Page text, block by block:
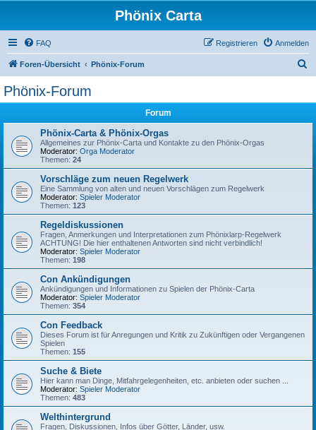
Phönix Carta
FAQ Anmelden
Registrieren
Foren-Übersicht Phönix-Forum
Phönix-Forum
Forum
Phönix-Carta & Phönix-Orgas
Allgemeines zur Phönix-Carta und Kontakte zu den Phönix-Orgas
Moderator: Orga Moderator
Themen: 24
Vorschläge zum neuen Regelwerk
Eine Sammlung von alten und neuen Vorschlägen zum Regelwerk
Moderator: Spieler Moderator
Themen: 123
Regeldiskussionen
Fragen, Anmerkungen und Interpretationen zum Phönixlarp-Regelwerk
ACHTUNG! Die hier enthaltenen Antworten sind nicht verbindlich!
Moderator: Spieler Moderator
Themen: 198
Con Ankündigungen
Ankündigungen und Informationen zu Spielen der Phönix-Carta
Moderator: Spieler Moderator
Themen: 354
Con Feedback
Dieses Forum ist für Anregungen und Kritik zu Zukünftigen oder Vergangenen
Spielen
Themen: 155
Suche & Biete
Hier kann man Dinge, Mitfahrgelegenheiten, etc. anbieten oder suchen ...
Moderator: Spieler Moderator
Themen: 483
Welthintergrund
Fragen, Diskussionen, Infos über Götter, Länder, usw.